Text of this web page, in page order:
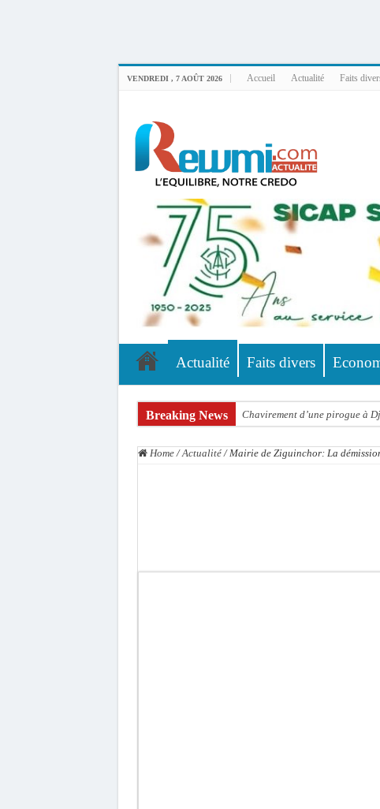
VENDREDI , 7 AOÛT 2026 Accueil Actualité Faits
Actualité Faits divers
Breaking News Chavirement d’une pirogue à
Kamb, l’Inspecteur de la
Le Sénégal bénéficie de trois
Home / Actualité / Mairie de Ziguinchor: La